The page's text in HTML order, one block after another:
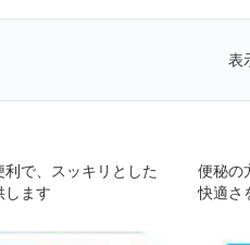
表
で、スッキリとした
します
便秘の
快適さ